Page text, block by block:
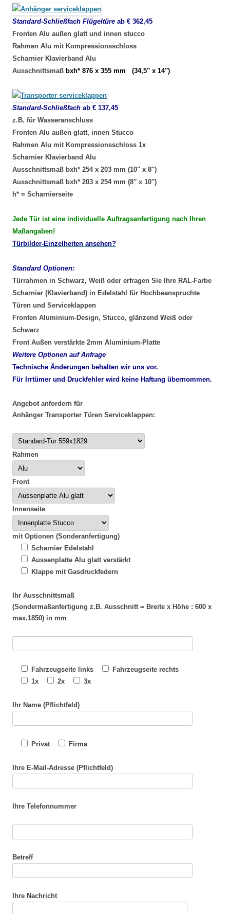
Standard-Schließfach Flügeltüre ab € 362,45
Fronten Alu außen glatt und innen stucco
Rahmen Alu mit Kompressionsschloss
Scharnier Klavierband Alu
Ausschnittsmaß bxh* 876 x 355 mm (34,5″ x 14″)
Standard-Schließfach ab € 137,45
z.B. für Wasseranschluss
Fronten Alu außen glatt, innen Stucco
Rahmen Alu mit Kompressionsschloss 1x
Scharnier Klavierband Alu
Ausschnittsmaß bxh* 254 x 203 mm (10″ x 8″)
Ausschnittsmaß bxh* 203 x 254 mm (8″ x 10″)
h* = Scharnierseite
Jede Tür ist eine individuelle Auftragsanfertigung nach Ihren
Maßangaben!
Türbilder-Einzelheiten ansehen?
Standard Optionen:
Türrahmen in Schwarz, Weiß oder erfragen Sie Ihre RAL-Farbe
Scharnier (Klavierband) in Edelstahl für Hochbeanspruchte
Türen und Serviceklappen
Fronten Aluminium-Design, Stucco, glänzend Weiß oder
Schwarz
Front Außen verstärkte 2mm Aluminium-Platte
Weitere Optionen auf Anfrage
Technische Änderungen behalten wir uns vor.
Für Irrtümer und Druckfehler wird keine Haftung übernommen.
Angebot anfordern für
Anhänger Transporter Türen Serviceklappen:
Rahmen
Front
Innenseite
mit Optionen (Sonderanfertigung)
Scharnier Edelstahl
Aussenplatte Alu glatt verstärkt
Klappe mit Gasdruckfedern
Ihr Ausschnittsmaß
(Sondermaßanfertigung z.B. Ausschnitt = Breite x Höhe : 600 x
max.1850) in mm
Fahrzeugseite links
Fahrzeugseite rechts
1x
2x 3x
Ihr Name (Pflichtfeld)
Privat Firma
Ihre E-Mail-Adresse (Pflichtfeld)
Ihre Telefonnummer
Betreff
Ihre Nachricht